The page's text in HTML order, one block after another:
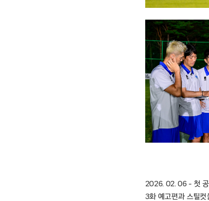
2026. 02. 06 – 첫 공
3화 예고편과 스틸컷